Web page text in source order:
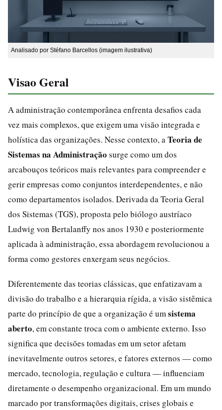
Analisado por Stéfano Barcellos (imagem ilustrativa)
Visao Geral
A administração contemporânea enfrenta desafios cada
vez mais complexos, que exigem uma visão integrada e
holística das organizações. Nesse contexto, a Teoria de
Sistemas na Administração surge como um dos
arcabouços teóricos mais relevantes para compreender e
gerir empresas como conjuntos interdependentes, e não
como departamentos isolados. Derivada da Teoria Geral
dos Sistemas (TGS), proposta pelo biólogo austríaco
Ludwig von Bertalanffy nos anos 1930 e posteriormente
aplicada à administração, essa abordagem revolucionou a
forma como gestores enxergam seus negócios.
Diferentemente das teorias clássicas, que enfatizavam a
divisão do trabalho e a hierarquia rígida, a visão sistêmica
parte do princípio de que a organização é um sistema
aberto, em constante troca com o ambiente externo. Isso
significa que decisões tomadas em um setor afetam
inevitavelmente outros setores, e fatores externos — como
mercado, tecnologia, regulação e cultura — influenciam
diretamente o desempenho organizacional. Em um mundo
marcado por transformações digitais, crises globais e